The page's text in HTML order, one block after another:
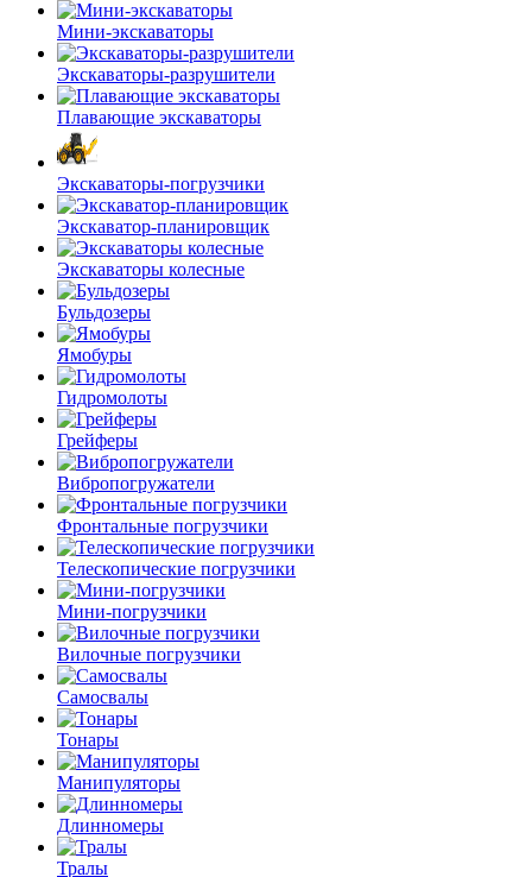
Мини-экскаваторы
Экскаваторы-разрушители
Плавающие экскаваторы
Экскаваторы-погрузчики
Экскаватор-планировщик
Экскаваторы колесные
Бульдозеры
Ямобуры
Гидромолоты
Грейферы
Вибро­погружатели
Фронтальные погрузчики
Телескопические погрузчики
Мини-погрузчики
Вилочные погрузчики
Самосвалы
Тонары
Манипуляторы
Длинномеры
Тралы